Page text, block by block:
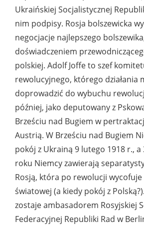
Ukraińskiej Socjalistycznej
nim podpisy. Rosja bolszewicka
negocjacje najlepszego
doświadczeniem
polskiej. Adolf Joffe to szef
rewolucyjnego, którego działania
doprowadzić do wybuchu
później, jako deputowany z
Brześciu nad Bugiem w
Austrią. W Brześciu nad Bugiem
pokój z Ukrainą 9 lutego 1918 r., a
roku Niemcy zawierają
Rosją, która po rewolucji wycofuje
światowej (a kiedy pokój z
zostaje ambasadorem Rosyjskiej
Federacyjnej Republiki Rad w